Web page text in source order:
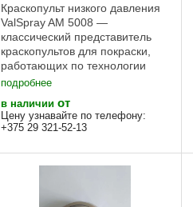
Краскопульт низкого давления
ValSpray AM 5008 —
классический представитель
краскопультов для покраски,
работающих по технологии
LVLP. Подойдет для
облива. Пистолет может
использоваться для нанесения
подробнее
в наличии от
Цену узнавайте по телефону:
+375 29 321-52-13